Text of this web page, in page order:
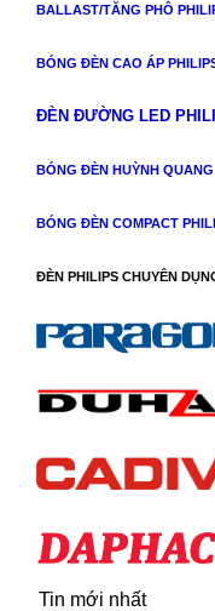
BALLAST/TĂNG PHÔ
BÓNG ĐÈN CAO ÁP
ĐÈN ĐƯỜNG LED
BÓNG ĐÈN HUỲNH QUANG
BÓNG ĐÈN COMPACT
ĐÈN PHILIPS CHUYÊN
Tin mới nhất